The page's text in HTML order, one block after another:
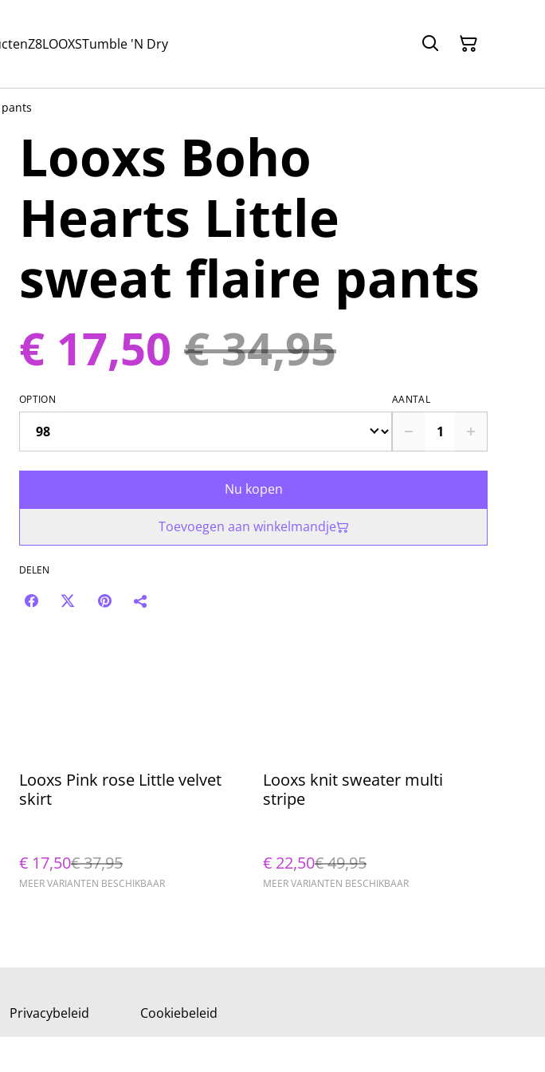
Z8LOOXSTumble 'N Dry
Looxs Boho
Hearts Little
sweat flaire pants
€ 17,50 € 34,95
OPTION AANTAL
Nu kopen
Toevoegen aan winkelmandje
DELEN
%
Looxs Pink rose Little velvet
skirt
€ 17,50€ 37,95
MEER VARIANTEN BESCHIKBAAR
%
Looxs knit sweater multi
stripe
€ 22,50€ 49,95
MEER VARIANTEN BESCHIKBAAR
Privacybeleid Cookiebeleid